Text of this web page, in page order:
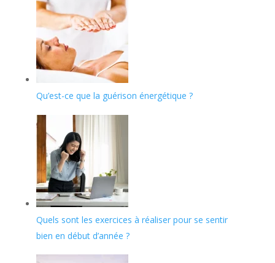
Qu’est-ce que la guérison énergétique ?
Quels sont les exercices à réaliser pour se sentir
bien en début d’année ?